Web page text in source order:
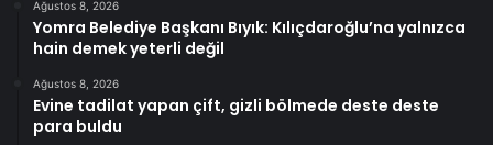
Ağustos 8, 2026
Yomra Belediye Başkanı Bıyık: Kılıçdaroğlu’na yalnızca
hain demek yeterli değil
Ağustos 8, 2026
Evine tadilat yapan çift, gizli bölmede deste deste
para buldu